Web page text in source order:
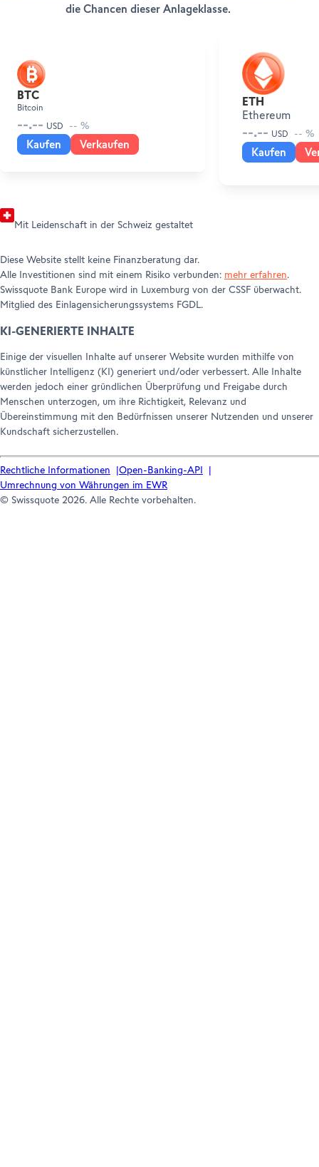
die Chancen dieser Anlageklasse.
BTC
Bitcoin
--.-- USD -- %
Kaufen Verkaufen
ETH
Ethereum
--.-- USD -- %
Kaufen
Ihr Konto eröffnen
HILFE & SUPPORT
Help Center
Kundenservice
SWISSQUOTE BANK EUROPE
Über uns
Leadership
Presseinformationen
Auszeichnungen
Mit Leidenschaft in der Schweiz gestaltet
Diese Website stellt keine Finanzberatung dar.
Alle Investitionen sind mit einem Risiko verbunden: mehr erfahren.
Swissquote Bank Europe wird in Luxemburg von der CSSF überwacht.
Mitglied des Einlagensicherungssystems FGDL.
KI-GENERIERTE INHALTE
Einige der visuellen Inhalte auf unserer Website wurden mithilfe von
künstlicher Intelligenz (KI) generiert und/oder verbessert. Alle Inhalte
werden jedoch einer gründlichen Überprüfung und Freigabe durch
Menschen unterzogen, um ihre Richtigkeit, Relevanz und
Übereinstimmung mit den Bedürfnissen unserer Nutzenden und unserer
Kundschaft sicherzustellen.
Rechtliche Informationen
Open-Banking-API
Umrechnung von Währungen im EWR
© Swissquote 2026. Alle Rechte vorbehalten.